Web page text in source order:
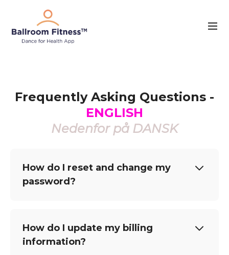
Frequently Asking Questions -
ENGLISH
Nedenfor på DANSK
How do I reset and change my
password?
How do I update my billing
information?